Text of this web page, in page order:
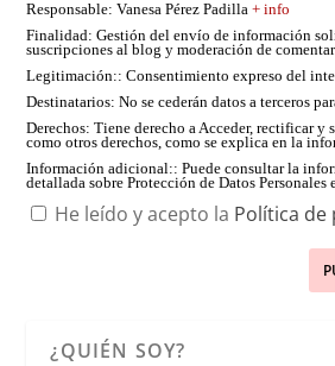
Responsable: Vanesa Pérez Padilla+ info
Finalidad: Gestión del envío de información
suscripciones al blog y moderación de
Legitimación:: Consentimiento expreso del
Destinatarios: No se cederán datos a terceros
Derechos: Tiene derecho a Acceder, rectificar y
como otros derechos, como se explica en la
Información adicional:: Puede consultar la
detallada sobre Protección de Datos
He leído y acepto la Política de
¿QUIÉN SOY?